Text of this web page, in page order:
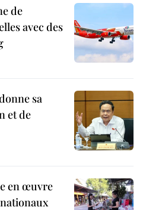
de
avec des
sa
et de
en œuvre